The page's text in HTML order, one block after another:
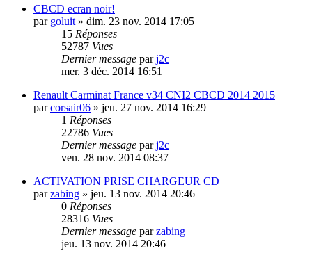
CBCD ecran noir!
par goluit » dim. 23 nov. 2014 17:05
15 Réponses
52787 Vues
Dernier message parj2c
mer. 3 déc. 2014 16:51
Renault Carminat France v34 CNI2 CBCD 2014 2015
parcorsair06 » jeu. 27 nov. 2014 16:29
1 Réponses
22786 Vues
Dernier message parj2c
ven. 28 nov. 2014 08:37
ACTIVATION PRISE CHARGEUR CD
parzabing » jeu. 13 nov. 2014 20:46
0 Réponses
28316 Vues
Dernier message parzabing
jeu. 13 nov. 2014 20:46